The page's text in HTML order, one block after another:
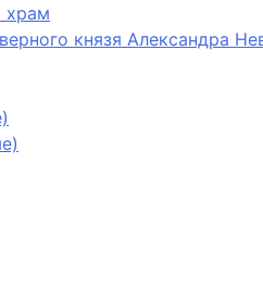
храм
князя Александра